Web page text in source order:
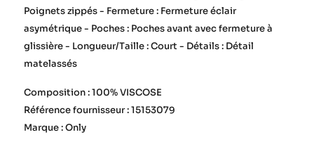
Poignets zippés - Fermeture : Fermeture éclair
asymétrique - Poches : Poches avant avec fermeture à
glissière - Longueur/Taille : Court - Détails : Détail
matelassés
Composition : 100% VISCOSE
Référence fournisseur : 15153079
Marque : Only